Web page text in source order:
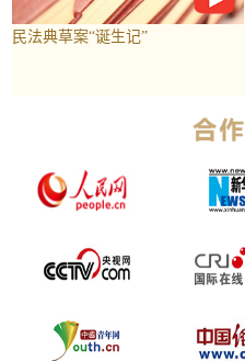
民法典草案“诞生记”